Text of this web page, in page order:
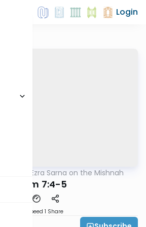
Login
Rabbi Ezra Sarna on the Mishnah
Nedarim 7:4-5
Speed 1 Share